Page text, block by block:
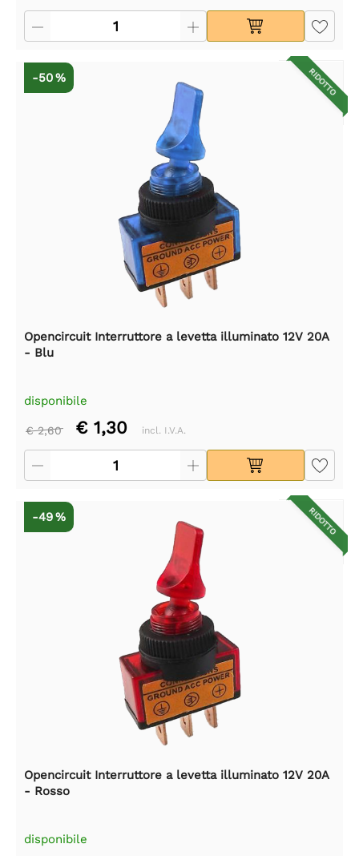
RIDOTTO
-50 %
Opencircuit Interruttore a levetta illuminato 12V 20A
- Blu
disponibile
€ 2,60 € 1,30 incl. I.V.A.
RIDOTTO
-49 %
Opencircuit Interruttore a levetta illuminato 12V 20A
- Rosso
disponibile